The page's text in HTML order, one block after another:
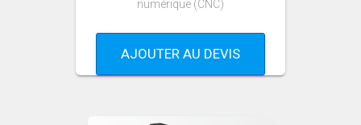
numérique (CNC)
AJOUTER AU DEVIS